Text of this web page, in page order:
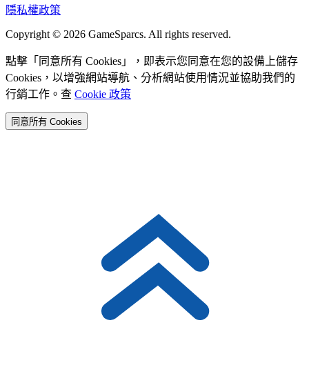
隱私權政策
Copyright © 2026 GameSparcs. All rights reserved.
點擊「同意所有 Cookies」，即表示您同意在您的設備上儲存
Cookies，以增強網站導航、分析網站使用情況並協助我們的
行銷工作。查 Cookie 政策
同意所有 Cookies